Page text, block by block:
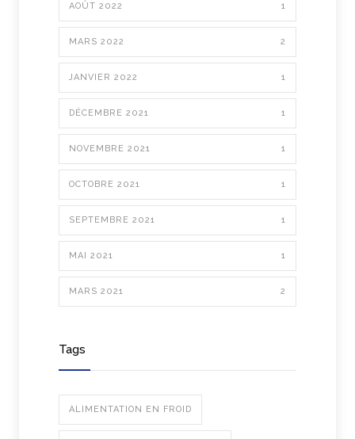
AOÛT 2022 1
MARS 2022 2
JANVIER 2022 1
DÉCEMBRE 2021 1
NOVEMBRE 2021 1
OCTOBRE 2021 1
SEPTEMBRE 2021 1
MAI 2021 1
MARS 2021 2
Tags
ALIMENTATION EN FROID